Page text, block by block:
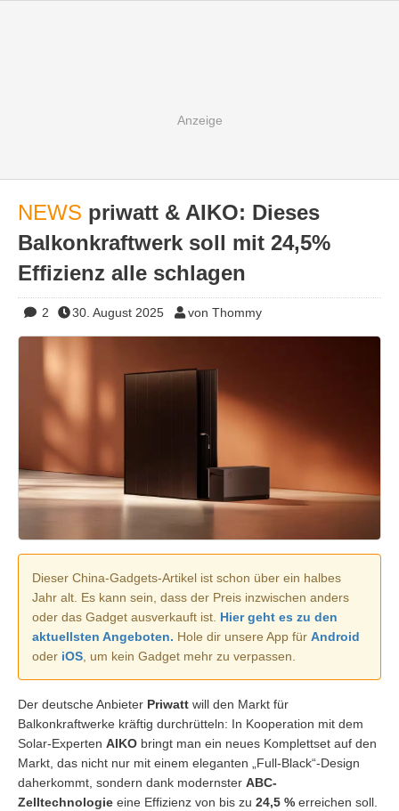
NEWS priwatt & AIKO: Dieses
Balkonkraftwerk soll mit 24,5%
Effizienz alle schlagen
2 30. August 2025 von Thommy
Dieser China-Gadgets-Artikel ist schon über ein halbes
Jahr alt. Es kann sein, dass der Preis inzwischen anders
oder das Gadget ausverkauft ist. Hier geht es zu den
aktuellsten Angeboten. Hole dir unsere App für Android
oder iOS, um kein Gadget mehr zu verpassen.
Der deutsche Anbieter Priwatt will den Markt für
Balkonkraftwerke kräftig durchrütteln: In Kooperation mit dem
Solar-Experten AIKO bringt man ein neues Komplettset auf den
Markt, das nicht nur mit einem eleganten „Full-Black“-Design
daherkommt, sondern dank modernster ABC-
Zelltechnologie eine Effizienz von bis zu 24,5 % erreichen soll.